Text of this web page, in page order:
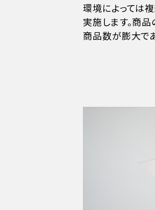
環境によっては
実施します。商
商品数が膨大で